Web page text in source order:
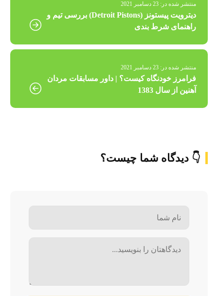
منتشر شده در: 23 دسامبر 2021
دیترویت پیستونز (Detroit Pistons) بررسی تیم و
راهنمای شرط بندی
منتشر شده در: 23 دسامبر 2021
فرامرز خودنگاه کیست؟ | داور مسابقات مردان
آهنین از سال 1383
👇 دیدگاه شما چیست؟